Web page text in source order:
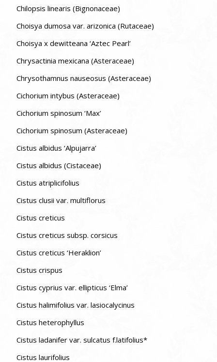
Chilopsis linearis (Bignonaceae)
Choisya dumosa var. arizonica (Rutaceae)
Choisya x dewitteana ‘Aztec Pearl’
Chrysactinia mexicana (Asteraceae)
Chrysothamnus nauseosus (Asteraceae)
Cichorium intybus (Asteraceae)
Cichorium spinosum ‘Max’
Cichorium spinosum (Asteraceae)
Cistus albidus ‘Alpujarra’
Cistus albidus (Cistaceae)
Cistus atriplicifolius
Cistus clusii var. multiflorus
Cistus creticus
Cistus creticus subsp. corsicus
Cistus creticus ‘Heraklion’
Cistus crispus
Cistus cyprius var. ellipticus ‘Elma’
Cistus halimifolius var. lasiocalycinus
Cistus heterophyllus
Cistus ladanifer var. sulcatus f.latifolius*
Cistus laurifolius